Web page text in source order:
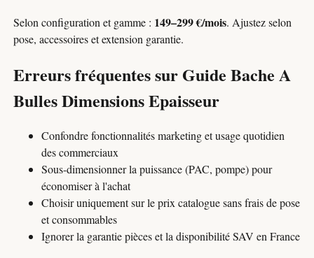
Selon configuration et gamme : 149–299 €/mois. Ajustez selon
pose, accessoires et extension garantie.
Erreurs fréquentes sur Guide Bache A
Bulles Dimensions Epaisseur
Confondre fonctionnalités marketing et usage quotidien
des commerciaux
Sous-dimensionner la puissance (PAC, pompe) pour
économiser à l'achat
Choisir uniquement sur le prix catalogue sans frais de pose
et consommables
Ignorer la garantie pièces et la disponibilité SAV en France